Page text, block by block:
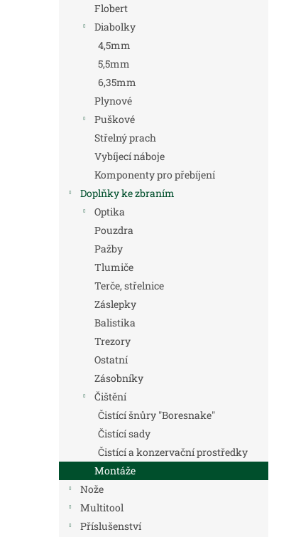
Flobert
Diabolky
4,5mm
5,5mm
6,35mm
Plynové
Puškové
Střelný prach
Vybíjecí náboje
Komponenty pro přebíjení
Doplňky ke zbraním
Optika
Pouzdra
Pažby
Tlumiče
Terče, střelnice
Záslepky
Balistika
Trezory
Ostatní
Zásobníky
Čištění
Čistící šnůry "Boresnake"
Čistící sady
Čistící a konzervační prostředky
Montáže
Nože
Multitool
Příslušenství